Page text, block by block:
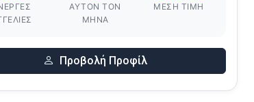
ΑΥΤΌΝ ΤΟΝ
ΜΉΝΑ
ΜΈΣΗ ΤΙΜΉ
Προβολή Προφίλ